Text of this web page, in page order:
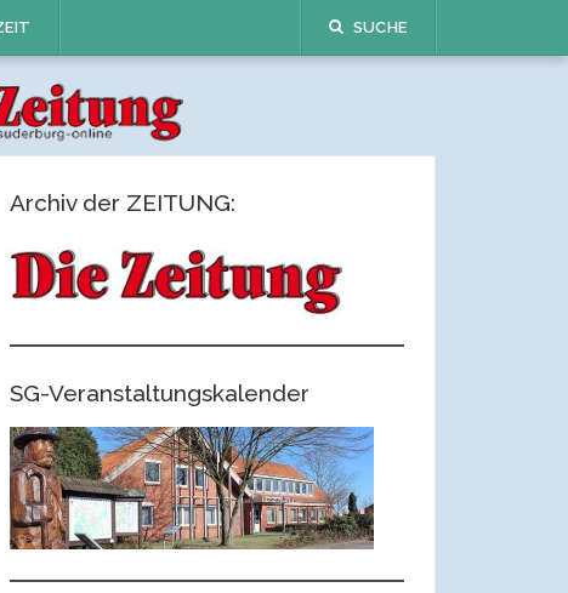
SUCHE
Archiv der ZEITUNG:
SG-Veranstaltungskalender